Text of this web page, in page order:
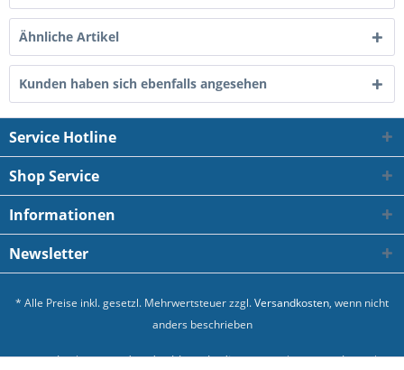
Ähnliche Artikel
Kunden haben sich ebenfalls angesehen
Service Hotline
Shop Service
Informationen
Newsletter
* Alle Preise inkl. gesetzl. Mehrwertsteuer zzgl.Versandkosten, wenn nicht
anders beschrieben
Kontakt Versand und Zahlungsbedingungen Datenschutz